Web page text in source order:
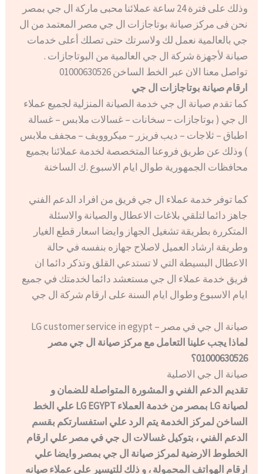
وذلك على فترة 24 ساعة عملائنا محبى ماركة ال جي بمصر
نحن فى مركز صيانة بوتاجازات ال جي مصر المعتمد من ال
جي بالعالمية نعمل لك ولاسرتك حتى تصلك أعلى خدمات
صيانة لأجهزة شركة ال جي العالمية من البوتاجازات .
تواصل معنا الان عبر الخط الساخن 01000630526
ارقام صيانة بوتاجازات ال جي
كما تقدم صيانة ال جي خدمة الصيانة المنزلية لجميع عملاء
ال جي ( بوتاجازات – سخانات – غسالات ملابس – غسالة
اطباق – ثلاجات – ديب فريزر – ميكروويف – مجفف ملابس
) وذلك عن طريق فروعنا المتخصصة لخدمة عملائنا بجميع
محافظات الجمهورية طوال ايام الاسبوع .ك الساخنة
كما توفر خدمة عملاء ال جي فريق من افراد الدعم الفني
جاهز دائما لتلقي بلاغات الاعطال والصيانة والاسئلة
المتكررة بطريقة تشغيل الجهاز وايضا اسعار قطع الغيار
وطريقة ارشاد العميل لاصلاح جهازه بنفسه في حالة
الاعطال البسيطة التي لا تستدعي القلق وتذكر دائما ان
فريق خدمة عملاء ال جي مستعشد دائما لخدمتك في جميع
ايام الاسبوع وطوال ايام السنة على ارقام شركة ال جي
صيانة ال جي في مصر – LG customer service in egypt
لماذا يجب علينا التعامل مع مركز صيانة ال جي مصر
01000630526؟
صيانة ال جي الاصلية
تقديم الدعم الفني و المشورة المتواصلة للضمان و
لصيانة LG بمصر من خدمة العملاء LG EGYPT علي الخط
الساخن لمركز الخدمة يتم الرد علي استفسارتكم بقسم
الدعم الفني ، بتوكيل غسالات ال جي في مصر علي ارقام
الخطوط الارضية لمركز صيانة ال جي بمصر وايضا علي
ارقام الهواتف المحمولة ، و ذلك للتيسير علي عملاء صيانه